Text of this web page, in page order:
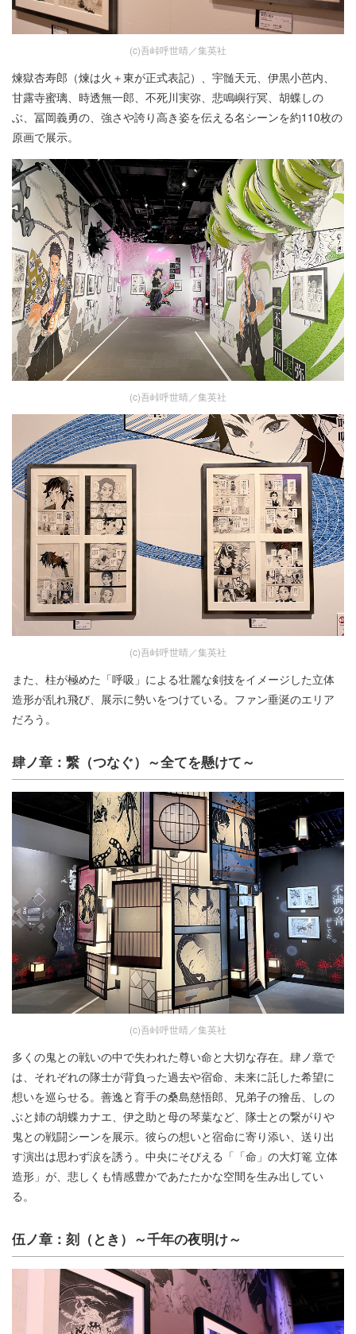
(c)吾峠呼世晴／集英社
煉獄杏寿郎（煉は火＋東が正式表記）、宇髄天元、伊黒小芭内、
甘露寺蜜璃、時透無一郎、不死川実弥、悲鳴嶼行冥、胡蝶しの
ぶ、冨岡義勇の、強さや誇り高き姿を伝える名シーンを約110枚の
原画で展示。
(c)吾峠呼世晴／集英社
(c)吾峠呼世晴／集英社
また、柱が極めた「呼吸」による壮麗な剣技をイメージした立体
造形が乱れ飛び、展示に勢いをつけている。ファン垂涎のエリア
だろう。
肆ノ章：繋（つなぐ）～全てを懸けて～
(c)吾峠呼世晴／集英社
多くの鬼との戦いの中で失われた尊い命と大切な存在。肆ノ章で
は、それぞれの隊士が背負った過去や宿命、未来に託した希望に
想いを巡らせる。善逸と育手の桑島慈悟郎、兄弟子の獪岳、しの
ぶと姉の胡蝶カナエ、伊之助と母の琴葉など、隊士との繋がりや
鬼との戦闘シーンを展示。彼らの想いと宿命に寄り添い、送り出
す演出は思わず涙を誘う。中央にそびえる「「命」の大灯篭 立体
造形」が、悲しくも情感豊かであたたかな空間を生み出してい
る。
伍ノ章：刻（とき）～千年の夜明け～